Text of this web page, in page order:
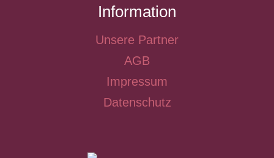
Information
Unsere Partner
AGB
Impressum
Datenschutz